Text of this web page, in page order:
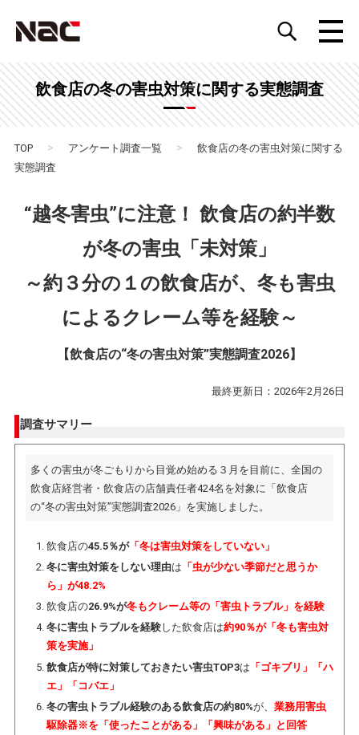
飲食店の冬の害虫対策に関する実態調査
TOP > アンケート調査一覧 >
飲食店の冬の害虫対策に関する
実態調査
“越冬害虫”に注意！ 飲食店の約半数
が冬の害虫「未対策」
～約３分の１の飲食店が、冬も害虫
によるクレーム等を経験～
【飲食店の“冬の害虫対策”実態調査2026】
最終更新日：2026年2月26日
調査サマリー
多くの害虫が冬ごもりから目覚め始める３月を目前に、全国の
飲食店経営者・飲食店の店舗責任者424名を対象に「飲食店
の“冬の害虫対策”実態調査2026」を実施しました。
飲食店の45.5％が「冬は害虫対策をしていない」
冬に害虫対策をしない理由は 「虫が少ない季節だと思うか
ら」が48.2%
飲食店の26.9%が冬もクレーム等の「害虫トラブル」を経験
冬に害虫トラブルを経験した飲食店は約90％が「冬も害虫対
策を実施」
飲食店が特に対策しておきたい害虫TOP3は 「ゴキブリ」「ハ
エ」「コバエ」
冬の害虫トラブル経験のある飲食店の約80%が、 業務用害虫
駆除器※を「使ったことがある」「興味がある」と回答